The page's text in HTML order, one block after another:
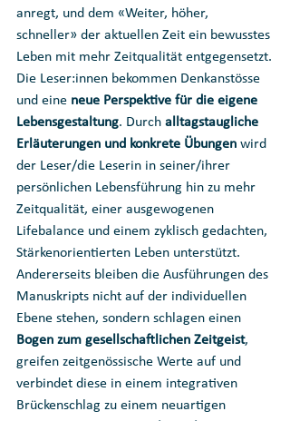
anregt, und dem «Weiter, höher,
schneller» der aktuellen Zeit ein bewusstes
Leben mit mehr Zeitqualität entgegensetzt.
Die Leser:innen bekommen Denkanstösse
und eine neue Perspektive für die eigene
Lebensgestaltung. Durch alltagstaugliche
Erläuterungen und konkrete Übungen wird
der Leser/die Leserin in seiner/ihrer
persönlichen Lebensführung hin zu mehr
Zeitqualität, einer ausgewogenen
Lifebalance und einem zyklisch gedachten,
Stärkenorientierten Leben unterstützt.
Andererseits bleiben die Ausführungen des
Manuskripts nicht auf der individuellen
Ebene stehen, sondern schlagen einen
Bogen zum gesellschaftlichen Zeitgeist,
greifen zeitgenössische Werte auf und
verbindet diese in einem integrativen
Brückenschlag zu einem neuartigen